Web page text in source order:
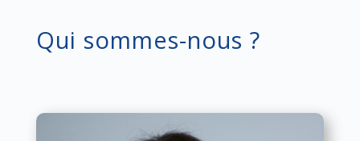
Qui sommes-nous ?